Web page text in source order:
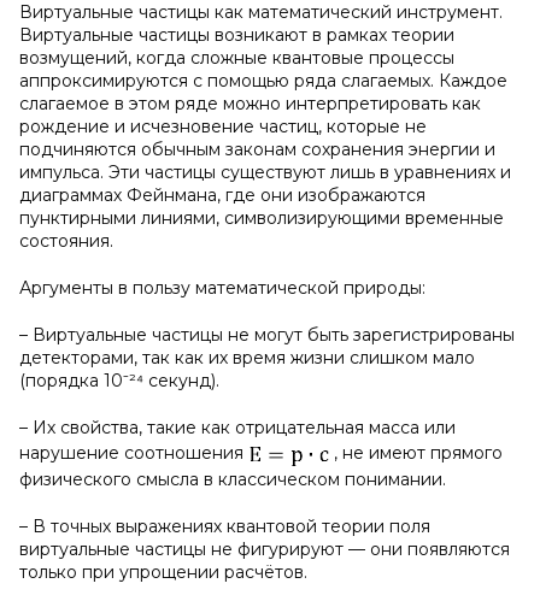
Виртуальные частицы как математический инструмент.
Виртуальные частицы возникают в рамках теории
возмущений, когда сложные квантовые процессы
аппроксимируются с помощью ряда слагаемых. Каждое
слагаемое в этом ряде можно интерпретировать как
рождение и исчезновение частиц, которые не
подчиняются обычным законам сохранения энергии и
импульса. Эти частицы существуют лишь в уравнениях и
диаграммах Фейнмана, где они изображаются
пунктирными линиями, символизирующими временные
состояния.
Аргументы в пользу математической природы:
– Виртуальные частицы не могут быть зарегистрированы
детекторами, так как их время жизни слишком мало
(порядка 10⁻²⁴ секунд).
– Их свойства, такие как отрицательная масса или
нарушение соотношения
, не имеют прямого
физического смысла в классическом понимании.
– В точных выражениях квантовой теории поля
виртуальные частицы не фигурируют — они появляются
только при упрощении расчётов.